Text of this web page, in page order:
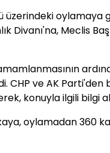
üzerindeki oylamaya
Divanı'na, Meclis
CHP ve AK Parti'den
konuyla ilgili bilgi
oylamadan 360